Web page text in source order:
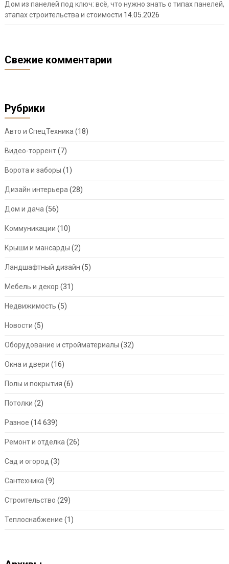
Дом из панелей под ключ: всё, что нужно знать о типах панелей,
этапах строительства и стоимости 14.05.2026
Свежие комментарии
Рубрики
Авто и СпецТехника (18)
Видео-торрент(7)
Ворота и заборы (1)
Дизайн интерьера (28)
Дом и дача (56)
Коммуникации (10)
Крыши и мансарды (2)
Ландшафтный дизайн (5)
Мебель и декор (31)
Недвижимость (5)
Новости (5)
Оборудование и стройматериалы (32)
Окна и двери (16)
Полы и покрытия (6)
Потолки (2)
Разное (14 639)
Ремонт и отделка (26)
Сад и огород (3)
Сантехника (9)
Строительство (29)
Теплоснабжение (1)